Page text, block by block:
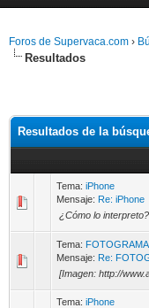
Foros de Supervaca.com ›
Resultados
Resultados de la
Tema: iPhone
Mensaje: Re: iPhone
¿Cómo lo interpreto?
Tema:
Mensaje: Re:
[Imagen: http://
Tema: iPhone